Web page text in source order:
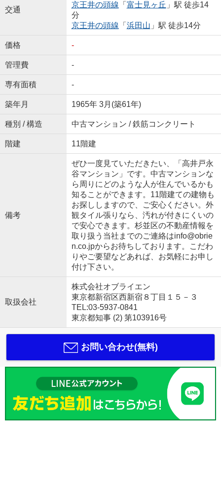
交通
京王井の頭線 「 富士見ヶ丘 」駅 徒歩14
分
京王井の頭線 「 浜田山 」駅 徒歩14分
価格 -
管理費 -
専有面積 -
築年月 1965年 3月(築61年)
種別 / 構造 中古マンション / 鉄筋コンクリート
階建 11階建
備考
ぜひ一度見ていただきたい、「高井戸永
谷マンション」です。中古マンションな
ら周りにどのような人が住んでいるかも
知ることができます。11階建ての建物も
お探ししますので、ご安心ください。外
観タイル張りなら、汚れが付きにくいの
で安心できます。杉並区の不動産情報を
取り扱う当社までのご連絡はinfo@obrie
n.co.jpからお待ちしております。こだわ
りやご要望などあれば、お気軽にお申し
付け下さい。
取扱会社
株式会社オブライエン
東京都新宿区西新宿８丁目１５－３
TEL:03-5937-0841
東京都知事 (2) 第103916号
お問い合わせ(無料)